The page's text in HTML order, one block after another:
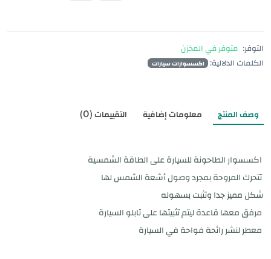
التوفر: متوفر في المخزن
الكلمات الدلالية:
اكسسوارات سيارات
وصف المنتج معلومات إضافية التقييمات (0)
اكسسوار الطاحونة للسيارة على الطاقة الشمسية
تتحرك المروحة بمجرد وصول أشعة الشمس لها
شكل مميز جدا وتثبت بسهوله
مرفق معها قاعدة ليتم تثبيتها على تابلو السيارة
معطر لنشر رائحة فواحة في السيارة